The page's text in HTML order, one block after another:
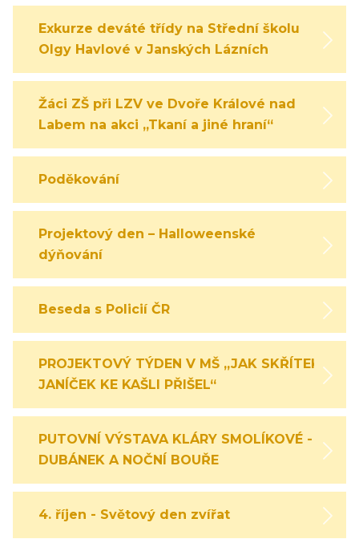
Exkurze deváté třídy na Střední školu
Olgy Havlové v Janských Lázních
Žáci ZŠ při LZV ve Dvoře Králové nad
Labem na akci „Tkaní a jiné hraní“
Poděkování
Projektový den – Halloweenské
dýňování
Beseda s Policií ČR
PROJEKTOVÝ TÝDEN V MŠ „JAK SKŘÍTEK
JANÍČEK KE KAŠLI PŘIŠEL“
PUTOVNÍ VÝSTAVA KLÁRY SMOLÍKOVÉ -
DUBÁNEK A NOČNÍ BOUŘE
4. říjen - Světový den zvířat